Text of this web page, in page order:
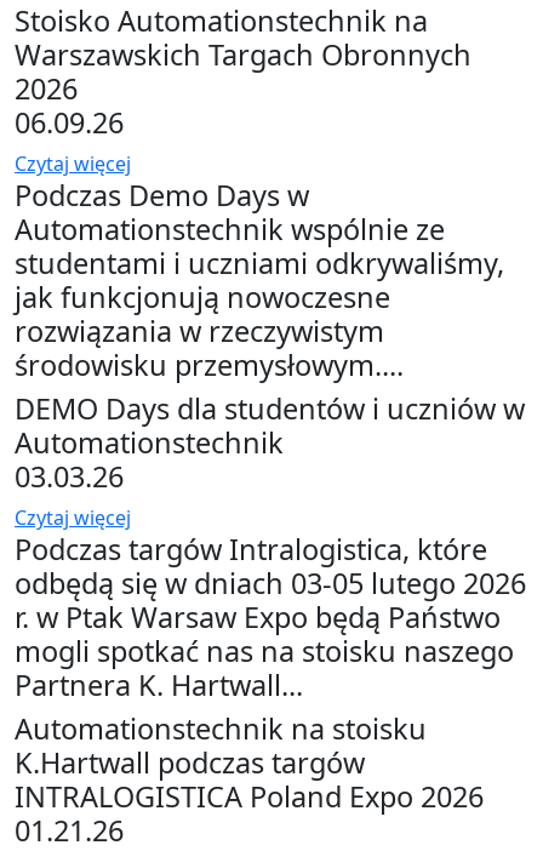
Stoisko Automationstechnik na
Warszawskich Targach Obronnych
2026
06.09.26
Czytaj więcej
Podczas Demo Days w
Automationstechnik wspólnie ze
studentami i uczniami odkrywaliśmy,
jak funkcjonują nowoczesne
rozwiązania w rzeczywistym
środowisku przemysłowym....
DEMO Days dla studentów i uczniów w
Automationstechnik
03.03.26
Czytaj więcej
Podczas targów Intralogistica, które
odbędą się w dniach 03-05 lutego 2026
r. w Ptak Warsaw Expo będą Państwo
mogli spotkać nas na stoisku naszego
Partnera K. Hartwall...
Automationstechnik na stoisku
K.Hartwall podczas targów
INTRALOGISTICA Poland Expo 2026
01.21.26